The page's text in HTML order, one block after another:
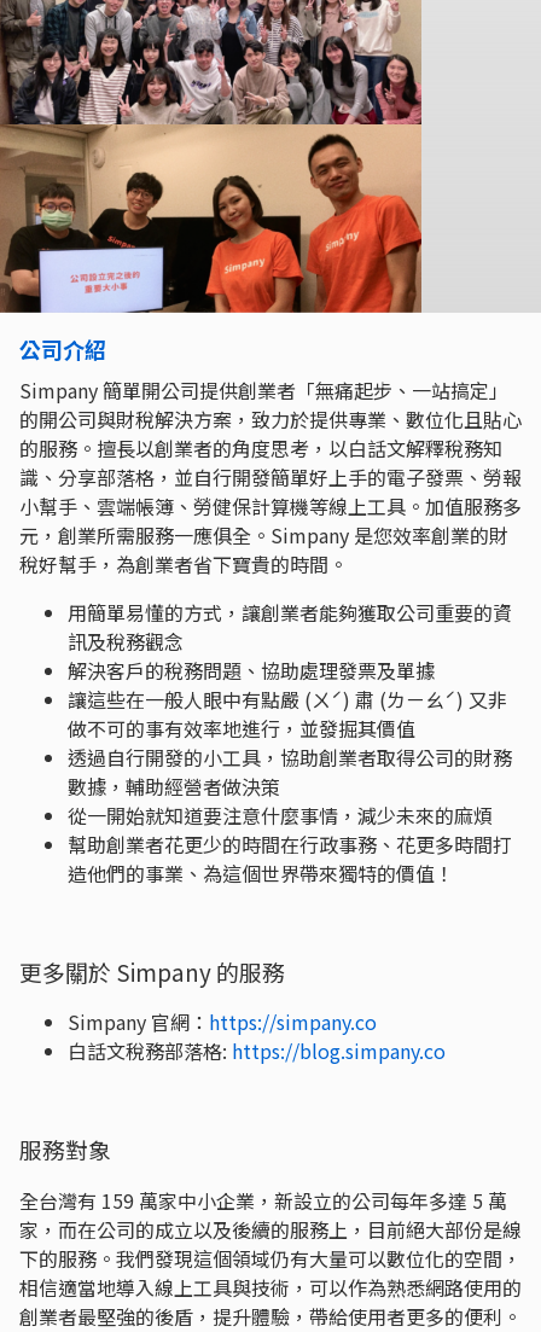
公司介紹
Simpany 簡單開公司提供創業者「無痛起步、一站搞定」
的開公司與財稅解決方案，致力於提供專業、數位化且貼心
的服務。擅長以創業者的角度思考，以白話文解釋稅務知
識、分享部落格，並自行開發簡單好上手的電子發票、勞報
小幫手、雲端帳簿、勞健保計算機等線上工具。加值服務多
元，創業所需服務一應俱全。Simpany 是您效率創業的財
稅好幫手，為創業者省下寶貴的時間。
用簡單易懂的方式，讓創業者能夠獲取公司重要的資
訊及稅務觀念
解決客戶的稅務問題、協助處理發票及單據
讓這些在一般人眼中有點嚴 (ㄨˊ) 肅 (ㄌㄧㄠˊ) 又非
做不可的事有效率地進行，並發掘其價值
透過自行開發的小工具，協助創業者取得公司的財務
數據，輔助經營者做決策
從一開始就知道要注意什麼事情，減少未來的麻煩
幫助創業者花更少的時間在行政事務、花更多時間打
造他們的事業、為這個世界帶來獨特的價值！
更多關於 Simpany 的服務
Simpany 官網： https://simpany.co
白話文稅務部落格: https://blog.simpany.co
服務對象
全台灣有 159 萬家中小企業，新設立的公司每年多達 5 萬
家，而在公司的成立以及後續的服務上，目前絕大部份是線
下的服務。我們發現這個領域仍有大量可以數位化的空間，
相信適當地導入線上工具與技術，可以作為熟悉網路使用的
創業者最堅強的後盾，提升體驗，帶給使用者更多的便利。